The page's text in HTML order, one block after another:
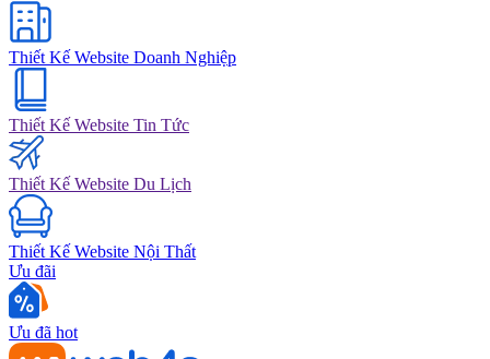
Thiết Kế Website Doanh Nghiệp
Thiết Kế Website Tin Tức
Thiết Kế Website Du Lịch
Thiết Kế Website Nội Thất
Ưu đãi
Ưu đã hot